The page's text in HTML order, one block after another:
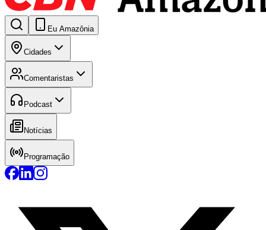
Eu Amazônia
Cidades
Comentaristas
Podcast
Notícias
Programação